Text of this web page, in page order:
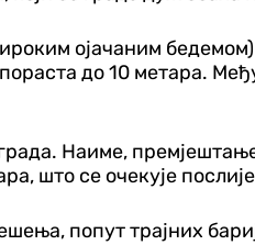
ојачаним
до 10 метара.
Наиме,
што се очекује
попут трајних